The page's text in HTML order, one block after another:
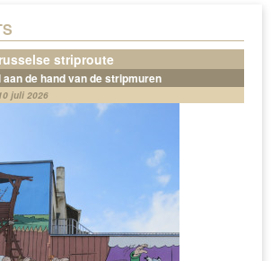
striproute
de hand van de stripmuren
juli 2026